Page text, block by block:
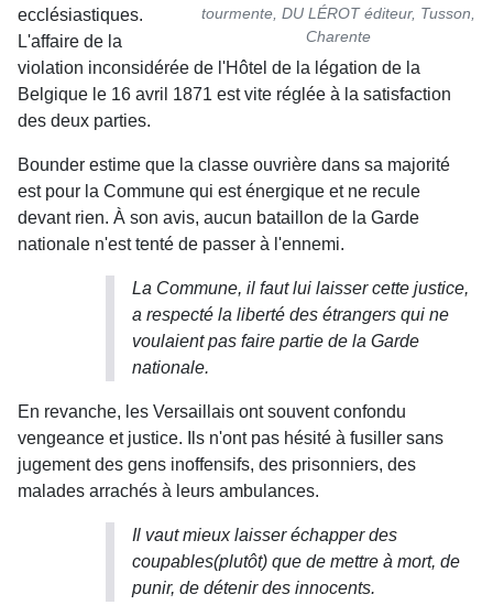
tourmente, DU LÉROT éditeur, Tusson,
Charente
ecclésiastiques.
L'affaire de la
violation inconsidérée de l'Hôtel de la légation de la
Belgique le 16 avril 1871 est vite réglée à la satisfaction
des deux parties.
Bounder estime que la classe ouvrière dans sa majorité
est pour la Commune qui est énergique et ne recule
devant rien. À son avis, aucun bataillon de la Garde
nationale n'est tenté de passer à l'ennemi.
La Commune, il faut lui laisser cette justice,
a respecté la liberté des étrangers qui ne
voulaient pas faire partie de la Garde
nationale.
En revanche, les Versaillais ont souvent confondu
vengeance et justice. Ils n'ont pas hésité à fusiller sans
jugement des gens inoffensifs, des prisonniers, des
malades arrachés à leurs ambulances.
Il vaut mieux laisser échapper des
coupables(plutôt) que de mettre à mort, de
punir, de détenir des innocents.